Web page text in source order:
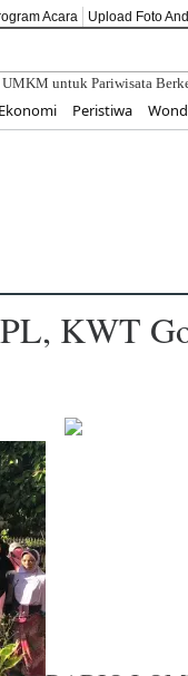
Acara Upload Foto
Ekonomi Peristiwa
KWT